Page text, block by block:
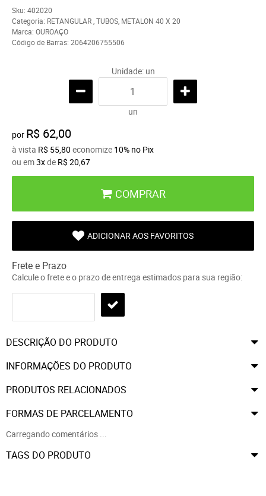
Sku: 402020
Categoria: RETANGULAR TUBOS METALON 40 X 20
Marca: OUROAÇO
Código de Barras: 2064206755506
Unidade: un
un
por R$ 62,00
à vista R$ 55,80 economize 10% no Pix
ou em3xde R$ 20,67
COMPRAR
ADICIONAR AOS FAVORITOS
Frete e Prazo
Calcule o frete e o prazo de entrega estimados para sua região:
DESCRIÇÃO DO PRODUTO
INFORMAÇÕES DO PRODUTO
PRODUTOS RELACIONADOS
FORMAS DE PARCELAMENTO
Carregando comentários ...
TAGS DO PRODUTO